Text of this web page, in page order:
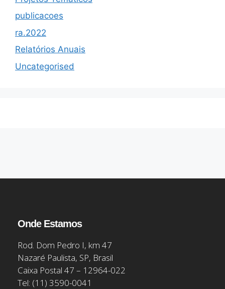
publicacoes
ra.2022
Relatórios Anuais
Uncategorised
Onde Estamos
Rod. Dom Pedro I, km 47
Nazaré Paulista, SP, Brasil
Caixa Postal 47 – 12964-022
Tel: (11) 3590-0041